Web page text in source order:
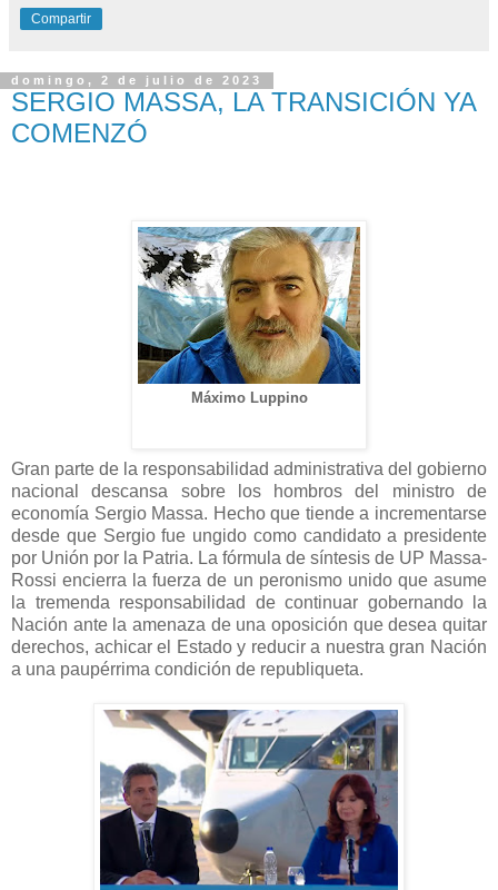
Compartir
domingo, 2 de julio de 2023
SERGIO MASSA, LA TRANSICIÓN YA
COMENZÓ
Máximo Luppino
Gran parte de la responsabilidad administrativa del gobierno
nacional descansa sobre los hombros del ministro de
economía Sergio Massa. Hecho que tiende a incrementarse
desde que Sergio fue ungido como candidato a presidente
por Unión por la Patria. La fórmula de síntesis de UP Massa-
Rossi encierra la fuerza de un peronismo unido que asume
la tremenda responsabilidad de continuar gobernando la
Nación ante la amenaza de una oposición que desea quitar
derechos, achicar el Estado y reducir a nuestra gran Nación
a una paupérrima condición de republiqueta.